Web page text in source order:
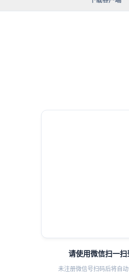
请使用微信扫一扫
未注册微信号扫码后将自